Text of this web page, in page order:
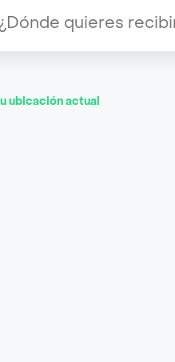
ubicación actual